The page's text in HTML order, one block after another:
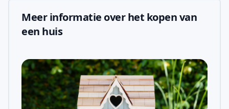
Meer informatie over het kopen van
een huis